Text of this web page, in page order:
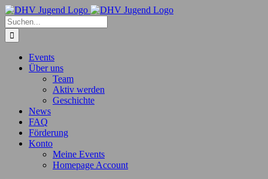
Zum
Inhalt
springen
Suche
nach:
Events
Über uns
Team
Aktiv werden
Geschichte
News
FAQ
Förderung
Konto
Meine Events
Homepage Account